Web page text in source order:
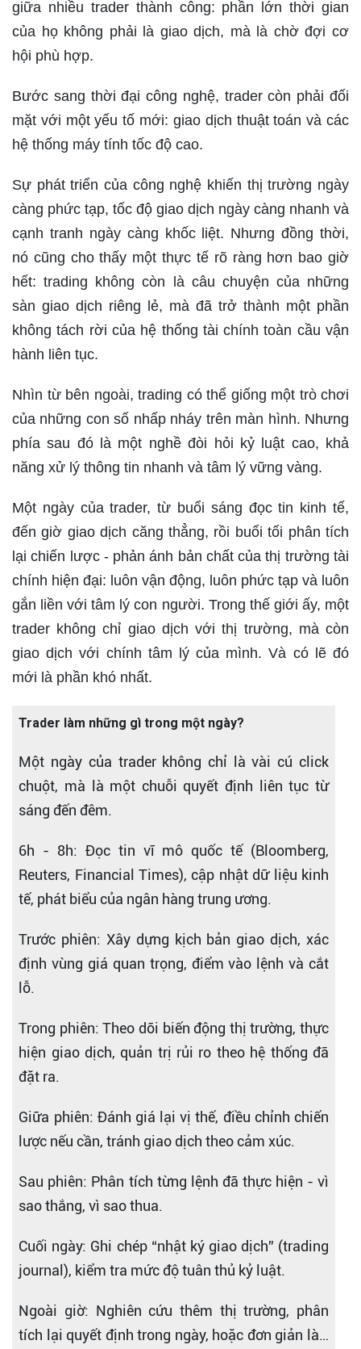
giữa nhiều trader thành công: phần lớn thời gian
của họ không phải là giao dịch, mà là chờ đợi cơ
hội phù hợp.
Bước sang thời đại công nghệ, trader còn phải đối
mặt với một yếu tố mới: giao dịch thuật toán và các
hệ thống máy tính tốc độ cao.
Sự phát triển của công nghệ khiến thị trường ngày
càng phức tạp, tốc độ giao dịch ngày càng nhanh và
cạnh tranh ngày càng khốc liệt. Nhưng đồng thời,
nó cũng cho thấy một thực tế rõ ràng hơn bao giờ
hết: trading không còn là câu chuyện của những
sàn giao dịch riêng lẻ, mà đã trở thành một phần
không tách rời của hệ thống tài chính toàn cầu vận
hành liên tục.
Nhìn từ bên ngoài, trading có thể giống một trò chơi
của những con số nhấp nháy trên màn hình. Nhưng
phía sau đó là một nghề đòi hỏi kỷ luật cao, khả
năng xử lý thông tin nhanh và tâm lý vững vàng.
Một ngày của trader, từ buổi sáng đọc tin kinh tế,
đến giờ giao dịch căng thẳng, rồi buổi tối phân tích
lại chiến lược - phản ánh bản chất của thị trường tài
chính hiện đại: luôn vận động, luôn phức tạp và luôn
gắn liền với tâm lý con người. Trong thế giới ấy, một
trader không chỉ giao dịch với thị trường, mà còn
giao dịch với chính tâm lý của mình. Và có lẽ đó
mới là phần khó nhất.
Trader làm những gì trong một ngày?
Một ngày của trader không chỉ là vài cú click
chuột, mà là một chuỗi quyết định liên tục từ
sáng đến đêm.
6h - 8h: Đọc tin vĩ mô quốc tế (Bloomberg,
Reuters, Financial Times), cập nhật dữ liệu kinh
tế, phát biểu của ngân hàng trung ương.
Trước phiên: Xây dựng kịch bản giao dịch, xác
định vùng giá quan trọng, điểm vào lệnh và cắt
lỗ.
Trong phiên: Theo dõi biến động thị trường, thực
hiện giao dịch, quản trị rủi ro theo hệ thống đã
đặt ra.
Giữa phiên: Đánh giá lại vị thế, điều chỉnh chiến
lược nếu cần, tránh giao dịch theo cảm xúc.
Sau phiên: Phân tích từng lệnh đã thực hiện - vì
sao thắng, vì sao thua.
Cuối ngày: Ghi chép “nhật ký giao dịch” (trading
journal), kiểm tra mức độ tuân thủ kỷ luật.
Ngoài giờ: Nghiên cứu thêm thị trường, phân
tích lại quyết định trong ngày, hoặc đơn giản là…